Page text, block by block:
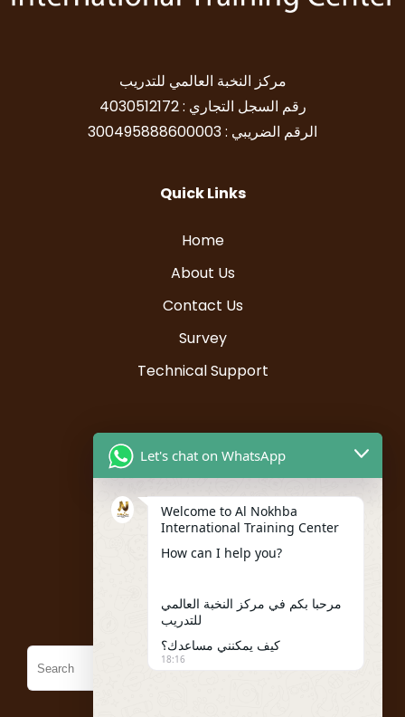
مركز النخبة العالمي للتدريب
رقم السجل التجاري : 4030512172
الرقم الضريبي : 300495888600003
Quick Links
Home
About Us
Contact Us
Survey
Technical Support
Resources
Student Registration
My account
Let's chat on WhatsApp
Welcome to Al Nokhba
International Training Center
How can I help you?
مرحبا بكم في مركز النخبة العالمي
للتدريب
كيف يمكنني مساعدك؟
18:16